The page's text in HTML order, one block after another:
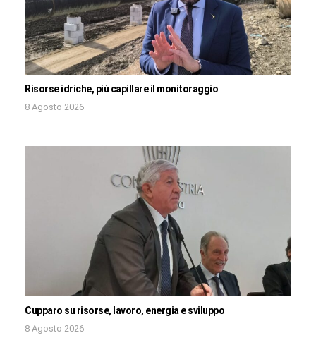
Risorse idriche, più capillare il monitoraggio
8 Agosto 2026
Cupparo su risorse, lavoro, energia e sviluppo
8 Agosto 2026